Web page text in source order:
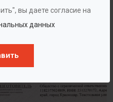
вы даете согласие на
данных